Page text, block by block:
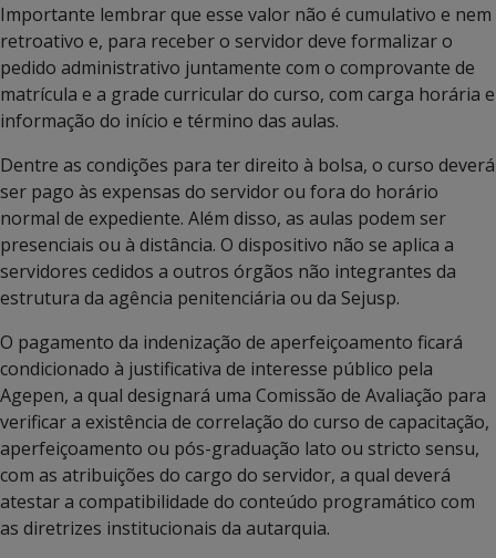
Importante lembrar que esse valor não é cumulativo e nem
retroativo e, para receber o servidor deve formalizar o
pedido administrativo juntamente com o comprovante de
matrícula e a grade curricular do curso, com carga horária e
informação do início e término das aulas.
Dentre as condições para ter direito à bolsa, o curso deverá
ser pago às expensas do servidor ou fora do horário
normal de expediente. Além disso, as aulas podem ser
presenciais ou à distância. O dispositivo não se aplica a
servidores cedidos a outros órgãos não integrantes da
estrutura da agência penitenciária ou da Sejusp.
O pagamento da indenização de aperfeiçoamento ficará
condicionado à justificativa de interesse público pela
Agepen, a qual designará uma Comissão de Avaliação para
verificar a existência de correlação do curso de capacitação,
aperfeiçoamento ou pós-graduação lato ou stricto sensu,
com as atribuições do cargo do servidor, a qual deverá
atestar a compatibilidade do conteúdo programático com
as diretrizes institucionais da autarquia.